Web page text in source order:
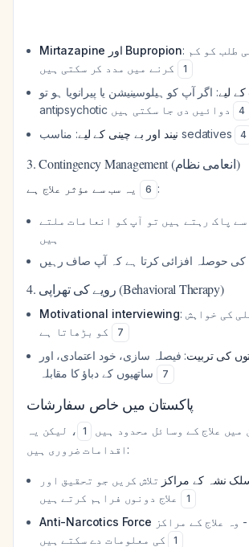
Mirtazapine اور Bupropion: یہ دوائیں آئس کی طلب کو کم
1
لیے: اگر آپ کو ہیلوسینیشن یا پیرانویا ہو تو
4
نیند اور بے چینی کے لیے : مناسب sedatives 4
3. Contingency Management (انعامی نظام)
یہ سب سے مؤثر علاج ہے 6 :
پاک رہتے ہیں تو آپ کو انعامات ملتے
ہیں
کی حوصلہ افزائی کرتا ہے کہ آپ صاف رہیں
4. رویے کی تھراپی (Behavioral Therapy)
Motivational interviewing: یہ آپ کی تبدیلی کی خواہش
7
کی تربیت: فیصلہ سازی، خود اعتمادی، اور
7
پاکستان میں خاص سفارشات
میں علاج کے وسائل محدود ہیں 1 ، لیکن یہ
اقدامات ضروری ہیں:
نشہ کے مراکز تلاش کریں جو تحقیق اور
1
Anti-Narcotics Force
1